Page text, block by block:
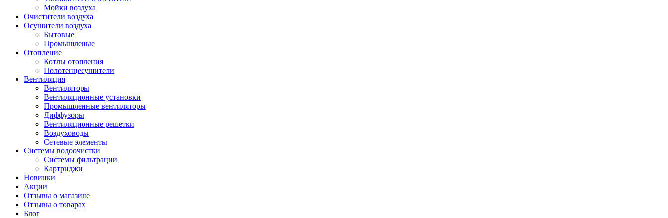
Мойки воздуха
Очистители воздуха
Осушители воздуха
Бытовые
Промышленые
Отопление
Котлы отопления
Полотенцесушители
Вентиляция
Вентиляторы
Вентиляционные установки
Промышленные вентиляторы
Диффузоры
Вентиляционные решетки
Воздуховоды
Сетевые элементы
Системы водоочистки
Системы фильтрации
Картриджи
Новинки
Акции
Отзывы о магазине
Отзывы о товарах
Блог